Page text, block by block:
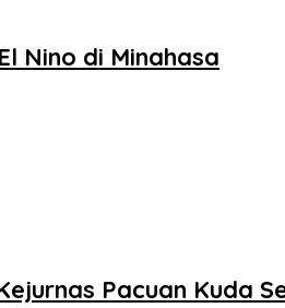
Nino di Minahasa
Pacuan Kuda